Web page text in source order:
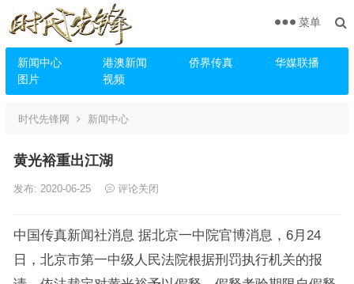
新闻中心 港澳新闻 侨界传真
华媒联播
图片
视频
菜单
时代先锋网 新闻中心
黄光裕重出江湖
发布: 2020-06-25 评论关闭
中国传真新闻社消息 据北京一中院官博消息，6月24
日，北京市第一中级人民法院根据刑罚执行机关的报